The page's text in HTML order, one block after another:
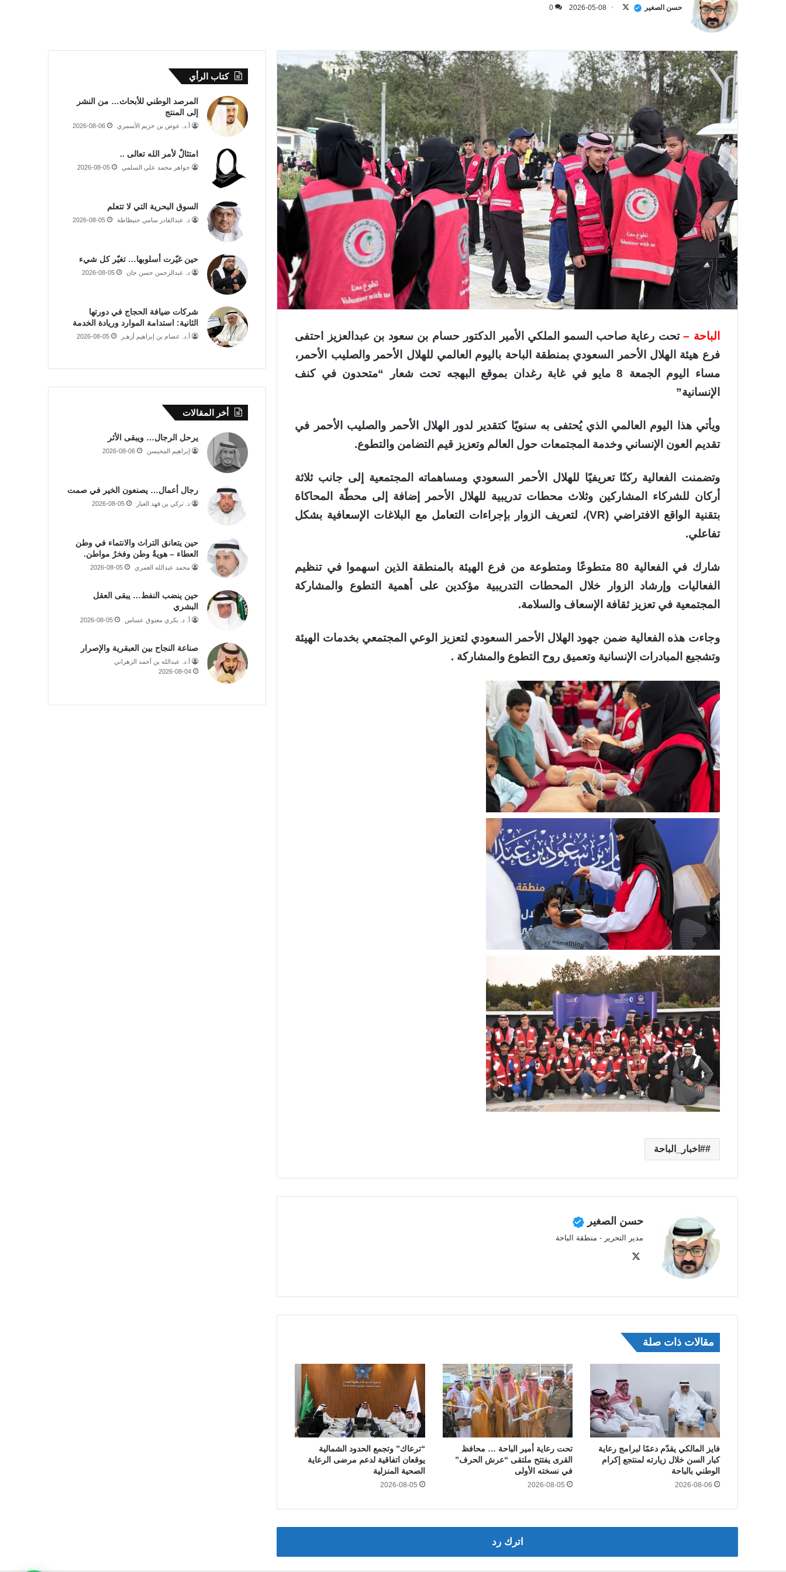
حسن الصغير 2026-05-08
0
الباحة –تحت رعاية صاحب السمو الملكي الأمير الدكتور حسام بن سعود بن عبدالعزيز احتفى
فرع هيئة الهلال الأحمر السعودي بمنطقة الباحة باليوم العالمي للهلال الأحمر والصليب الأحمر،
مساء اليوم الجمعة 8 مايو في غابة رغدان بموقع البهجه تحت شعار “متحدون في كنف
الإنسانية”
ويأتي هذا اليوم العالمي الذي يُحتفى به سنويًا كتقدير لدور الهلال الأحمر والصليب الأحمر في
تقديم العون الإنساني وخدمة المجتمعات حول العالم وتعزيز قيم التضامن والتطوع.
وتضمنت الفعالية ركنًا تعريفيًا للهلال الأحمر السعودي ومساهماته المجتمعية إلى جانب ثلاثة
أركان للشركاء المشاركين وثلاث محطات تدريبية للهلال الأحمر إضافة إلى محطّة المحاكاة
بتقنية الواقع الافتراضي (VR)، لتعريف الزوار بإجراءات التعامل مع البلاغات الإسعافية بشكل
تفاعلي.
شارك في الفعالية 80 متطوعًا ومتطوعة من فرع الهيئة بالمنطقة الذين اسهموا في تنظيم
الفعاليات وإرشاد الزوار خلال المحطات التدريبية مؤكدين على أهمية التطوع والمشاركة
المجتمعية في تعزيز ثقافة الإسعاف والسلامة.
وجاءت هذه الفعالية ضمن جهود الهلال الأحمر السعودي لتعزيز الوعي المجتمعي بخدمات الهيئة
وتشجيع المبادرات الإنسانية وتعميق روح التطوع والمشاركة .
#اخبار_الباحة
حسن الصغير
مدير التحرير - منطقة الباحة
مقالات ذات صلة
فايز المالكي يقدّم دعمًا لبرامج رعاية
كبار السن خلال زيارته لمنتجع إكرام
الوطني بالباحة
2026-08-06
تحت رعاية أمير الباحة … محافظ
القرى يفتتح ملتقى “عرش الحرف”
في نسخته الأولى
2026-08-05
“ترعاك” وتجمع الحدود الشمالية
يوقعان اتفاقية لدعم مرضى الرعاية
الصحية المنزلية
2026-08-05
اترك رد
كتاب الرأي
المرصد الوطني للأبحاث… من النشر
إلى المنتج
أ.د. عوض بن خزيم الأسمري 2026-08-06
امتثالٌ لأمر الله تعالى ..
جواهر محمد علي السلمي 2026-08-05
السوق البحرية التي لا تتعلم
د. عبدالقادر سامي حنبظاظة 2026-08-05
حين غيّرت أسلوبها… تغيّر كل شيء
د. عبدالرحمن حسن جان 2026-08-05
شركات ضيافة الحجاج في دورتها
الثانية: استدامة الموارد وريادة الخدمة
أ.د. عصام بن إبراهيم أزهـر 2026-08-05
أخر المقالات
يرحل الرجال… ويبقى الأثر
إبراهيم المحيسن 2026-08-06
رجال أعمال… يصنعون الخير في صمت
د. تركي بن فهد العيار 2026-08-05
حين يتعانق التراث والانتماء في وطن
العطاء – هويةُ وطن وفخرُ مواطن.
محمد عبدالله العمري 2026-08-05
حين ينضب النفط… يبقى العقل
البشري
أ. د. بكري معتوق عساس 2026-08-05
صناعة النجاح بين العبقرية والإصرار
أ.د. عبدالله بن أحمد الزهراني
2026-08-04